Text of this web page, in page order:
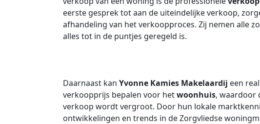
eerste gesprek tot aan de uiteindelijke verkoop,
afhandeling van het verkoopproces. Zij nemen alle
alles tot in de puntjes geregeld is.
Daarnaast kan Yvonne Kamies Makelaardij een
verkoopprijs bepalen voor hetwoonhuis, waardoor
verkoop wordt vergroot. Door hun lokale
ontwikkelingen en trends in de Zorgvliedse